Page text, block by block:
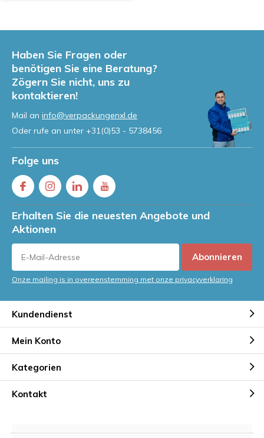
Haben Sie Fragen oder
benötigen Sie eine Beratung?
Zögern Sie nicht, uns zu
kontaktieren!
Mail an info@verpackungenxl.de
Oder rufe an unter +31(0)53 - 5738456
Folge uns
Erhalten Sie die neuesten Angebote und
Aktionen
Abonnieren
Onze mailing is in overeenstemming met onze privacyverklaring
Kundendienst
Mein Konto
Kategorien
Kontakt